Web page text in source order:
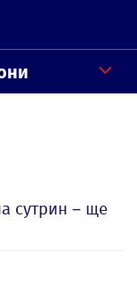
сутрин – ще